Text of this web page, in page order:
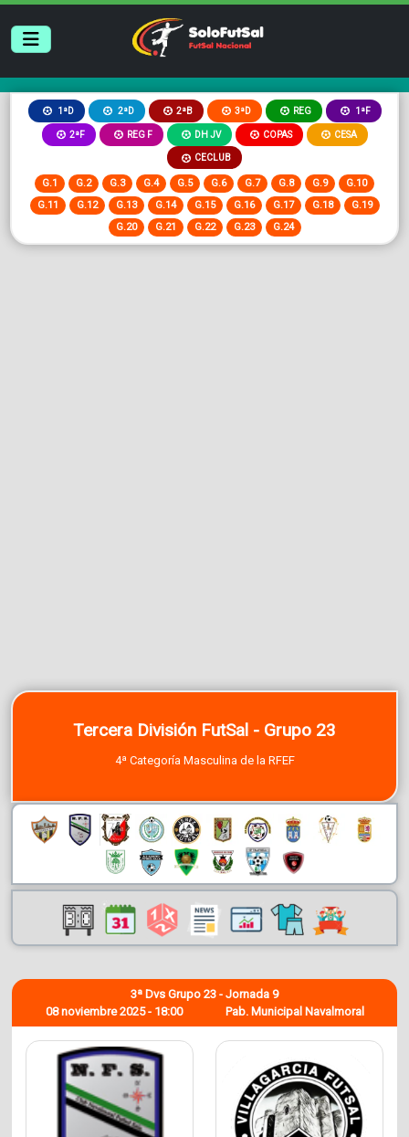
1ªD 2ªD 2ªB 3ªD REG 1ªF
2ªF REG F DH JV COPAS CESA
CECLUB
G.1 G.2 G.3 G.4 G.5 G.6 G.7 G.8 G.9
G.10
G.11
G.12 G.13 G.14 G.15 G.16 G.17 G.18
G.19
G.20
G.21 G.22 G.23 G.24
Tercera División FutSal - Grupo 23
4ª Categoría Masculina de la RFEF
08 noviembre 2025 - 18:00
3ª Dvs Grupo 23 - Jornada 9
Pab. Municipal Navalmoral